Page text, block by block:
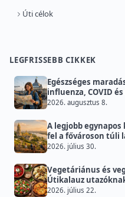
Úti célok
LEGFRISSEBB CIKKEK
Egészséges
influenza, COVID
2026. augusztus 8.
A legjobb
fel a fővároson túli
2026. július 30.
Vegetáriánus és
Útikalauz
2026. július 22.